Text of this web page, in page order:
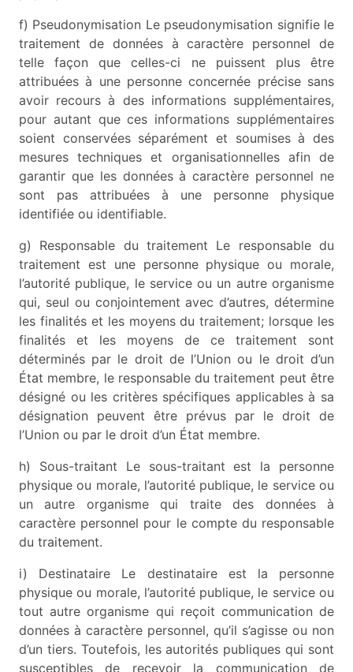
f) Pseudonymisation Le pseudonymisation signifie le
traitement de données à caractère personnel de
telle façon que celles-ci ne puissent plus être
attribuées à une personne concernée précise sans
avoir recours à des informations supplémentaires,
pour autant que ces informations supplémentaires
soient conservées séparément et soumises à des
mesures techniques et organisationnelles afin de
garantir que les données à caractère personnel ne
sont pas attribuées à une personne physique
identifiée ou identifiable.
g) Responsable du traitement Le responsable du
traitement est une personne physique ou morale,
l’autorité publique, le service ou un autre organisme
qui, seul ou conjointement avec d’autres, détermine
les finalités et les moyens du traitement; lorsque les
finalités et les moyens de ce traitement sont
déterminés par le droit de l’Union ou le droit d’un
État membre, le responsable du traitement peut être
désigné ou les critères spécifiques applicables à sa
désignation peuvent être prévus par le droit de
l’Union ou par le droit d’un État membre.
h) Sous-traitant Le sous-traitant est la personne
physique ou morale, l’autorité publique, le service ou
un autre organisme qui traite des données à
caractère personnel pour le compte du responsable
du traitement.
i) Destinataire Le destinataire est la personne
physique ou morale, l’autorité publique, le service ou
tout autre organisme qui reçoit communication de
données à caractère personnel, qu’il s’agisse ou non
d’un tiers. Toutefois, les autorités publiques qui sont
susceptibles de recevoir la communication de